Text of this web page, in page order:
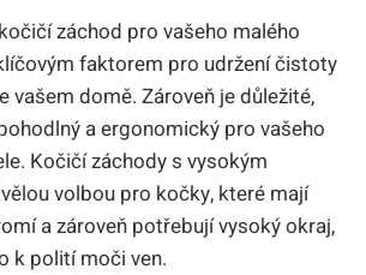
záchod pro vašeho malého
faktorem pro udržení čistoty
vašem domě. Zároveň je důležité,
a ergonomický pro vašeho
Kočičí záchody s vysokým
volbou pro kočky, které mají
a zároveň potřebují vysoký okraj,
k polití moči ven.